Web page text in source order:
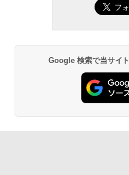
Google 検索で当サイ